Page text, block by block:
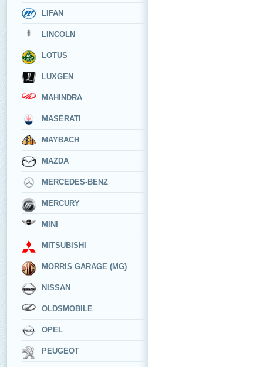
LIFAN
LINCOLN
LOTUS
LUXGEN
MAHINDRA
MASERATI
MAYBACH
MAZDA
MERCEDES-BENZ
MERCURY
MINI
MITSUBISHI
MORRIS GARAGE (MG)
NISSAN
OLDSMOBILE
OPEL
PEUGEOT